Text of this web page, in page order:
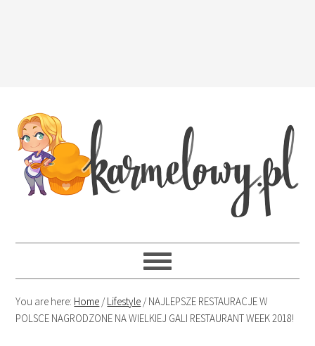
You are here: Home /Lifestyle /NAJLEPSZE RESTAURACJE W
POLSCE NAGRODZONE NA WIELKIEJ GALI RESTAURANT WEEK 2018!